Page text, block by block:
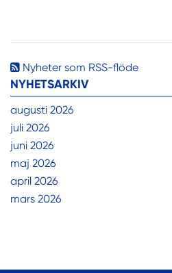
Nyheter som RSS-flöde
NYHETSARKIV
augusti 2026
juli 2026
juni 2026
maj 2026
april 2026
mars 2026